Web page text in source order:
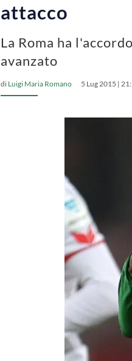
attacco
La Roma ha
avanzato
di Luigi Maria Romano 5 Lug 2015 |